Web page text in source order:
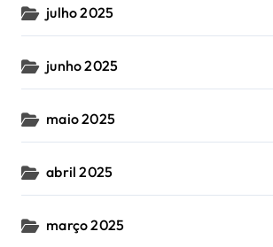
julho 2025
junho 2025
maio 2025
abril 2025
março 2025